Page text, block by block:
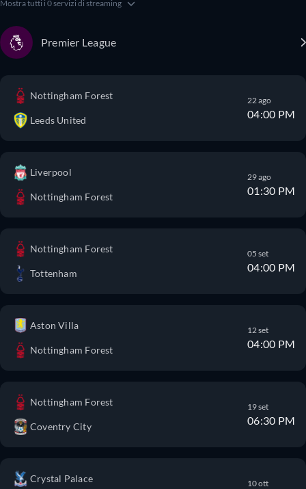
Mostra tutti i 0 servizi di streaming
Premier League
Nottingham Forest
Leeds United
22 ago
04:00 PM
Liverpool
Nottingham Forest
29 ago
01:30 PM
Nottingham Forest
Tottenham
05 set
04:00 PM
Aston Villa
Nottingham Forest
12 set
04:00 PM
Nottingham Forest
Coventry City
19 set
06:30 PM
Crystal Palace 10 ott